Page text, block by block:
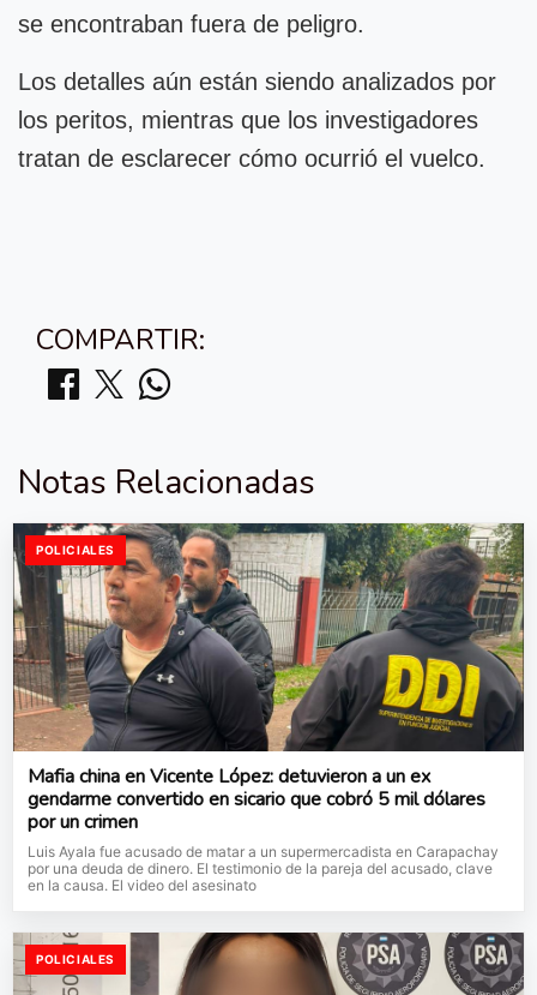
se encontraban fuera de peligro.
Los detalles aún están siendo analizados por
los peritos, mientras que los investigadores
tratan de esclarecer cómo ocurrió el vuelco.
COMPARTIR:
Notas Relacionadas
POLICIALES
Mafia china en Vicente López: detuvieron a un ex
gendarme convertido en sicario que cobró 5 mil dólares
por un crimen
Luis Ayala fue acusado de matar a un supermercadista en Carapachay
por una deuda de dinero. El testimonio de la pareja del acusado, clave
en la causa. El video del asesinato
POLICIALES